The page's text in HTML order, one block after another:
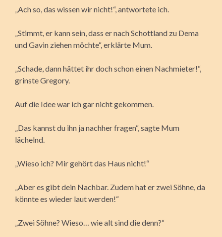
„Ach so, das wissen wir nicht!“, antwortete ich.
„Stimmt, er kann sein, dass er nach Schottland zu Dema
und Gavin ziehen möchte“, erklärte Mum.
„Schade, dann hättet ihr doch schon einen Nachmieter!“,
grinste Gregory.
Auf die Idee war ich gar nicht gekommen.
„Das kannst du ihn ja nachher fragen“, sagte Mum
lächelnd.
„Wieso ich? Mir gehört das Haus nicht!“
„Aber es gibt dein Nachbar. Zudem hat er zwei Söhne, da
könnte es wieder laut werden!“
„Zwei Söhne? Wieso… wie alt sind die denn?“